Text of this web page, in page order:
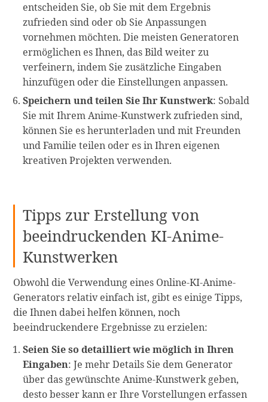
entscheiden Sie, ob Sie mit dem Ergebnis
zufrieden sind oder ob Sie Anpassungen
vornehmen möchten. Die meisten Generatoren
ermöglichen es Ihnen, das Bild weiter zu
verfeinern, indem Sie zusätzliche Eingaben
hinzufügen oder die Einstellungen anpassen.
Speichern und teilen Sie Ihr Kunstwerk: Sobald
Sie mit Ihrem Anime-Kunstwerk zufrieden sind,
können Sie es herunterladen und mit Freunden
und Familie teilen oder es in Ihren eigenen
kreativen Projekten verwenden.
Tipps zur Erstellung von
beeindruckenden KI-Anime-
Kunstwerken
Obwohl die Verwendung eines Online-KI-Anime-
Generators relativ einfach ist, gibt es einige Tipps,
die Ihnen dabei helfen können, noch
beeindruckendere Ergebnisse zu erzielen:
Seien Sie so detailliert wie möglich in Ihren
Eingaben: Je mehr Details Sie dem Generator
über das gewünschte Anime-Kunstwerk geben,
desto besser kann er Ihre Vorstellungen erfassen